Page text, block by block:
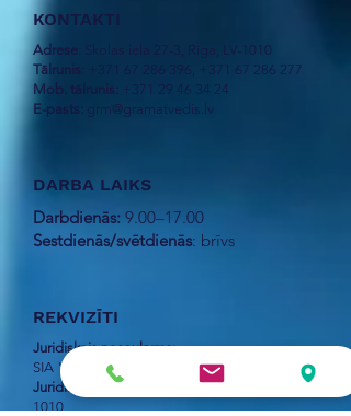
KONTAKTI
Adrese : Skolas iela 27-3, Rīga, LV-1010
Tālrunis
+371 67 286 396
+371 67 286 277
Mob. tālrunis:
+371 29 46 34 24
E-pasts:
grm@gramatvedis.lv
DARBA LAIKS
Darbdienās: 9.00–17.00
Sestdienās/svētdienās: brīvs
REKVIZĪTI
Juridiskais nosaukums:
SIA "Auditorfirma "Grāmatvedis""
Juridiskā adrese
: Skolas iela 27-3, Rīga, LV-
1010